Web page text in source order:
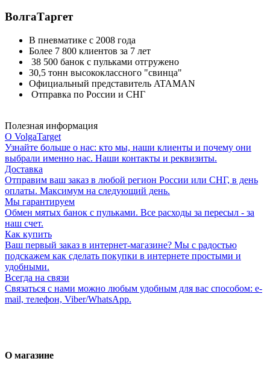
ВолгаТаргет
В пневматике с 2008 года
Более 7 800 клиентов за 7 лет
38 500 банок с пульками отгружено
30,5 тонн высококлассного "свинца"
Официальный представитель ATAMAN
Отправка по России и СНГ
Полезная информация
О VolgaTarget
Узнайте больше о нас: кто мы, наши клиенты и почему они
выбрали именно нас. Наши контакты и реквизиты.
Доставка
Отправим ваш заказ в любой регион России или СНГ, в день
оплаты. Максимум на следующий день.
Мы гарантируем
Обмен мятых банок с пульками. Все расходы за пересыл - за
наш счет.
Как купить
Ваш первый заказ в интернет-магазине? Мы с радостью
подскажем как сделать покупки в интернете простыми и
удобными.
Всегда на связи
Связаться с нами можно любым удобным для вас способом: e-
mail, телефон, Viber/WhatsApp.
О магазине